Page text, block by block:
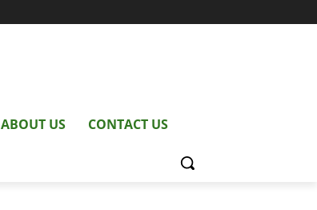
ABOUT US CONTACT US